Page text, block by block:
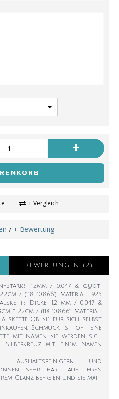
+
+ Vergleich
/ + Bewertung
BEWERTUNGEN (2)
Stärke: 1.2mm / 0.047 & quot;
/ (1.18 "0.866") Material: 925
Dicke: 1,2 mm / 0,047 &
* 2.2cm / (1.18 "0.866") Material:
Ob Sie für sich selbst
Schmuck ist oft eine
mit Namen. Sie werden sich
mit einem Namen
und
sehr hart auf Ihren
Glanz befreien und sie matt